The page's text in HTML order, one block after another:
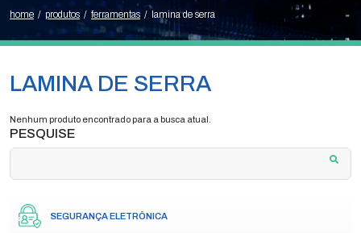
home / produtos / ferramentas / lamina de serra
PESQUISE
SEGURANÇA ELETRÔNICA
LAMINA DE SERRA
Nenhum produto encontrado para a busca atual.